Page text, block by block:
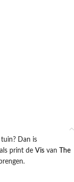
Dan is
print de Vis van
The